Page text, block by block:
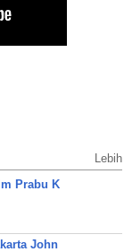
Lebih
Prabu K
John